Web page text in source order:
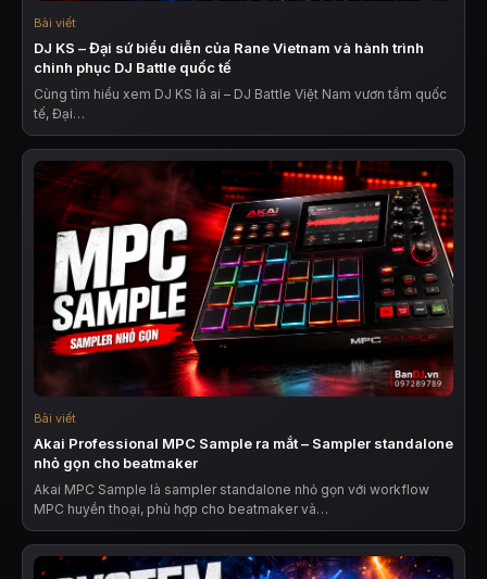
Bài viết
DJ KS – Đại sứ biểu diễn của Rane Vietnam và hành trình
chinh phục DJ Battle quốc tế
Cùng tìm hiểu xem DJ KS là ai – DJ Battle Việt Nam vươn tầm quốc
tế, Đại…
Bài viết
Akai Professional MPC Sample ra mắt – Sampler standalone
nhỏ gọn cho beatmaker
Akai MPC Sample là sampler standalone nhỏ gọn với workflow
MPC huyền thoại, phù hợp cho beatmaker và…